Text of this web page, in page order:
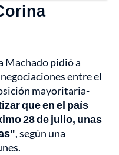
Machado pidió a
entre el
mayoritaria-
que en el país
28 de julio, unas
, según una